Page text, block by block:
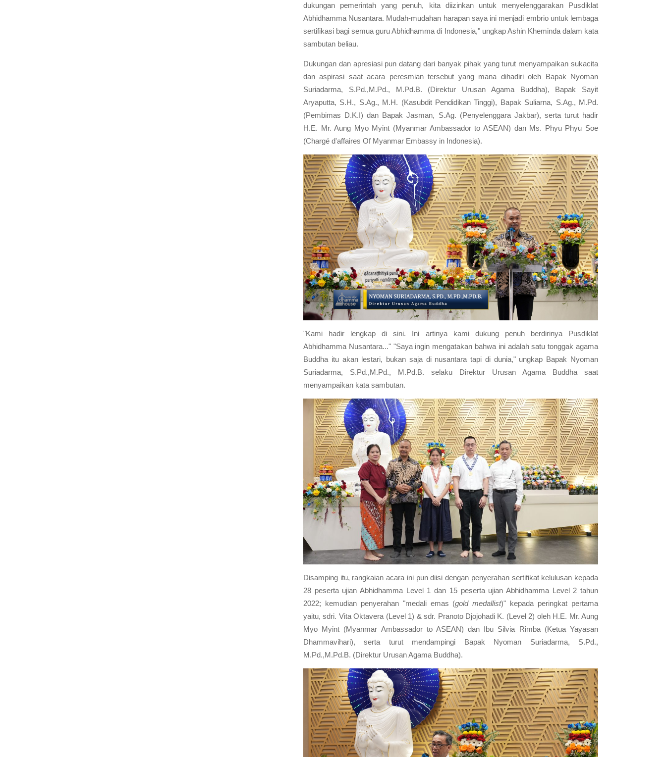
dukungan pemerintah yang penuh, kita diizinkan untuk menyelenggarakan Pusdiklat
Abhidhamma Nusantara. Mudah-mudahan harapan saya ini menjadi embrio untuk lembaga
sertifikasi bagi semua guru Abhidhamma di Indonesia," ungkap Ashin Kheminda dalam kata
sambutan beliau.
Dukungan dan apresiasi pun datang dari banyak pihak yang turut menyampaikan sukacita
dan aspirasi saat acara peresmian tersebut yang mana dihadiri oleh Bapak Nyoman
Suriadarma, S.Pd.,M.Pd., M.Pd.B. (Direktur Urusan Agama Buddha), Bapak Sayit
Aryaputta, S.H., S.Ag., M.H. (Kasubdit Pendidikan Tinggi), Bapak Suliarna, S.Ag., M.Pd.
(Pembimas D.K.I) dan Bapak Jasman, S.Ag. (Penyelenggara Jakbar), serta turut hadir
H.E. Mr. Aung Myo Myint (Myanmar Ambassador to ASEAN) dan Ms. Phyu Phyu Soe
(Chargé d'affaires Of Myanmar Embassy in Indonesia).
"Kami hadir lengkap di sini. Ini artinya kami dukung penuh berdirinya Pusdiklat
Abhidhamma Nusantara..." "Saya ingin mengatakan bahwa ini adalah satu tonggak agama
Buddha itu akan lestari, bukan saja di nusantara tapi di dunia," ungkap Bapak Nyoman
Suriadarma, S.Pd.,M.Pd., M.Pd.B. selaku Direktur Urusan Agama Buddha saat
menyampaikan kata sambutan.
Disamping itu, rangkaian acara ini pun diisi dengan penyerahan sertifikat kelulusan kepada
28 peserta ujian Abhidhamma Level 1 dan 15 peserta ujian Abhidhamma Level 2 tahun
2022; kemudian penyerahan "medali emas (gold medallist)" kepada peringkat pertama
yaitu, sdri. Vita Oktavera (Level 1) & sdr. Pranoto Djojohadi K. (Level 2) oleh H.E. Mr. Aung
Myo Myint (Myanmar Ambassador to ASEAN) dan Ibu Silvia Rimba (Ketua Yayasan
Dhammavihari), serta turut mendampingi Bapak Nyoman Suriadarma, S.Pd.,
M.Pd.,M.Pd.B. (Direktur Urusan Agama Buddha).